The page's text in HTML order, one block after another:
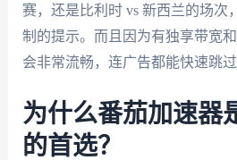
赛，还是比利时 vs 新西兰的场次
制的提示。而且因为有独享带宽
会非常流畅，连广告都能快速跳过
为什么番茄加速器
的首选？